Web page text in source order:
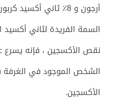
أرجون و 8٪ ثاني أكسيد
نقص الأكسجين ، فإنه يسرع
الشخص الموجود في الغرفة
الأكسجين.